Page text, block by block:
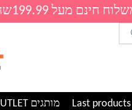
Last products מותגים OUTLET